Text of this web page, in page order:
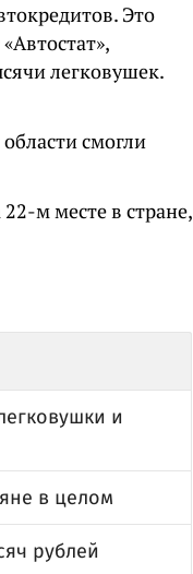
Это
легковушек.
смогли
м месте в стране,
и
в целом
рублей